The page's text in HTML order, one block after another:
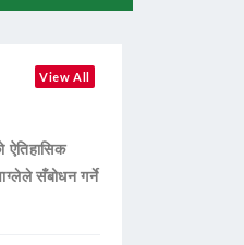
View All
ऐतिहासिक
सँबोधन गर्ने